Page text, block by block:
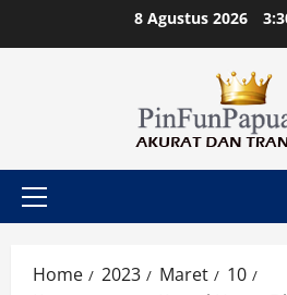
8 Agustus 2026
Primary
Home 2023 Maret
10